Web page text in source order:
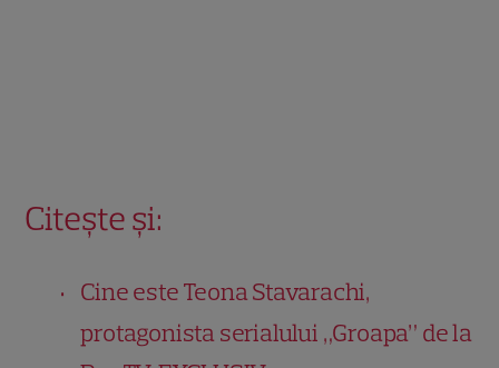
Citește și:
Cine este Teona Stavarachi,
protagonista serialului „Groapa” de la